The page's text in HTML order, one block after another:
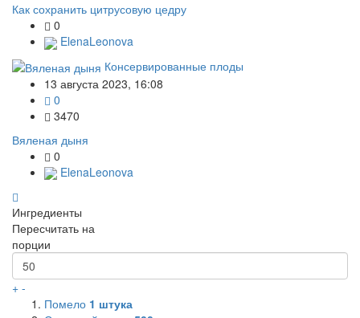
Как сохранить цитрусовую цедру
0
ElenaLeonova
Консервированные плоды
13 августа 2023, 16:08
0
3470
Вяленая дыня
0
ElenaLeonova
Ингредиенты
Пересчитать на
порции
+ -
Помело 1 штука